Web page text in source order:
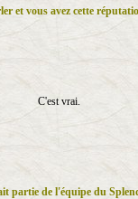
et vous avez cette
C'est vrai.
partie de l'équipe du